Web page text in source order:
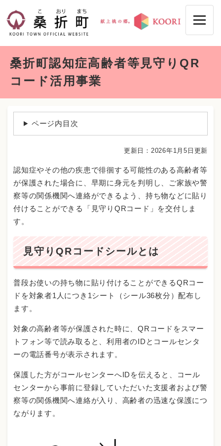
先
桑折町認知症高齢者等見守りQR
コード活用事業
ページ内目次
更新日：2026年1月5日更新
認知症やその他の疾患で徘徊する可能性のある高齢者等
が保護された場合に、早期に身元を判明し、ご家族や警
察等の関係機関へ連絡ができるよう、持ち物などに貼り
付けることができる「見守りQRコード」を交付しま
す。
見守りQRコードシールとは
普段お使いの持ち物に貼り付けることができるQRコー
ドを対象者1人につき1シート（シール36枚分）配布し
ます。
対象の高齢者等が保護された時に、QRコードをスマー
トフォン等で読み取ると、利用者のIDとコールセンタ
ーの電話番号が表示されます。
保護した方がコールセンターへIDを伝えると、コール
センターから事前に登録していただいた支援者および警
察等の関係機関へ連絡が入り、高齢者の迅速な保護につ
ながります。